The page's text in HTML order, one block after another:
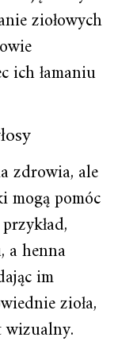
ziołowych
ich łamaniu
zdrowia, ale
mogą pomóc
a henna
im
zioła,
wizualny.